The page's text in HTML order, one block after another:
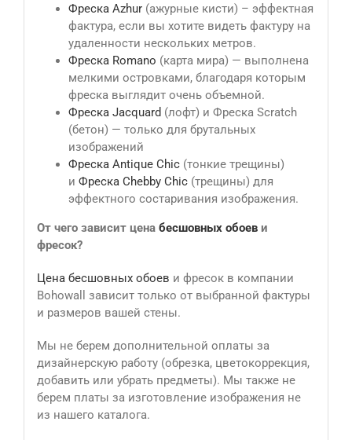
Фреска Azhur(ажурные кисти) – эффектная
фактура, если вы хотите видеть фактуру на
удаленности нескольких метров.
Фреска Romano (карта мира) — выполнена
мелкими островками, благодаря которым
фреска выглядит очень объемной.
Фреска Jacquard (лофт) и Фреска Scratch
(бетон) — только для брутальных
изображений
Фреска Antique Сhic(тонкие трещины)
и Фреска Chebby Chic(трещины) для
эффектного состаривания изображения.
От чего зависит цена бесшовных обоеви
фресок?
Цена бесшовных обоев и фресок в компании
Bohowall зависит только от выбранной фактуры
и размеров вашей стены.
Мы не берем дополнительной оплаты за
дизайнерскую работу (обрезка, цветокоррекция,
добавить или убрать предметы). Мы также не
берем платы за изготовление изображения не
из нашего каталога.